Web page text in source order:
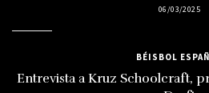
06/03/2025
BÉISBOL
Entrevista a Kruz Schoolcraft,